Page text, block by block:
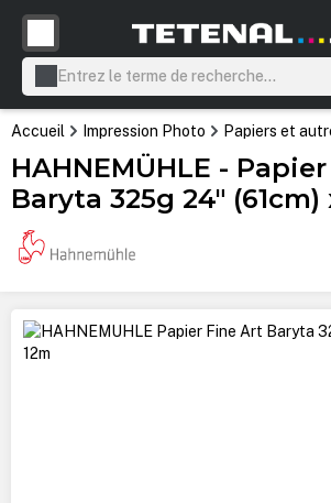
principal
Accueil Impression Photo Papiers et
HAHNEMÜHLE -
Baryta 325g 24" (61cm)
Ignorer la galerie d'images